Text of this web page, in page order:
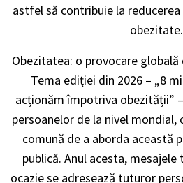
astfel să contribuie la
obezitate.
Obezitatea: o provocare
Tema ediției din 2026 – „8
acționăm împotriva obezității”
persoanelor de la nivel
comună de a aborda această
publică. Anul acesta,
ocazie se adresează tuturor